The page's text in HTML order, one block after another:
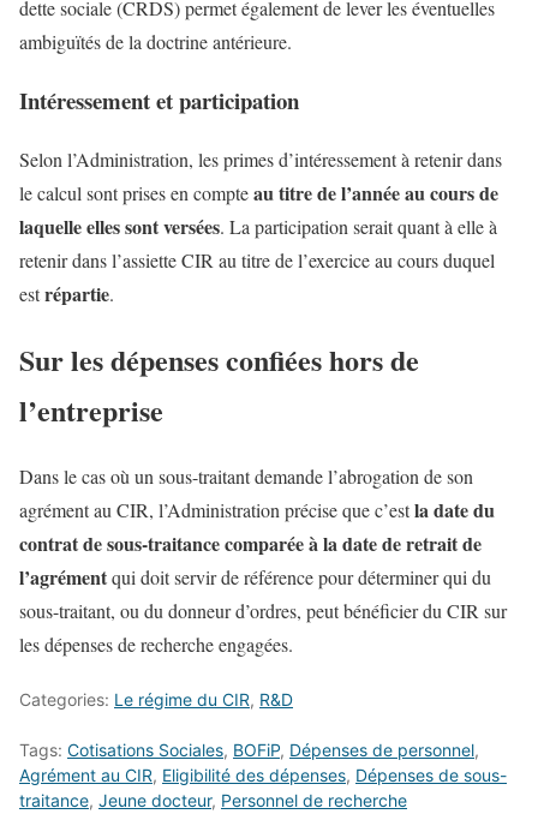
dette sociale (CRDS) permet également de lever les éventuelles
ambiguïtés de la doctrine antérieure.
Intéressement et participation
Selon l’Administration, les primes d’intéressement à retenir dans
le calcul sont prises en compteau titre de l’année au cours de
laquelle elles sont versées. La participation serait quant à elle à
retenir dans l’assiette CIR au titre de l’exercice au cours duquel
estrépartie.
Sur les dépenses confiées hors de
l’entreprise
Dans le cas où un sous-traitant demande l’abrogation de son
agrément au CIR, l’Administration précise que c’estla date du
contrat de sous-traitance comparée à la date de retrait de
l’agrémentqui doit servir de référence pour déterminer qui du
sous-traitant, ou du donneur d’ordres, peut bénéficier du CIR sur
les dépenses de recherche engagées.
Categories: Le régime du CIR, R&D
Tags: Cotisations Sociales, BOFiP, Dépenses de personnel,
Agrément au CIR, Eligibilité des dépenses, Dépenses de sous-
traitance, Jeune docteur, Personnel de recherche